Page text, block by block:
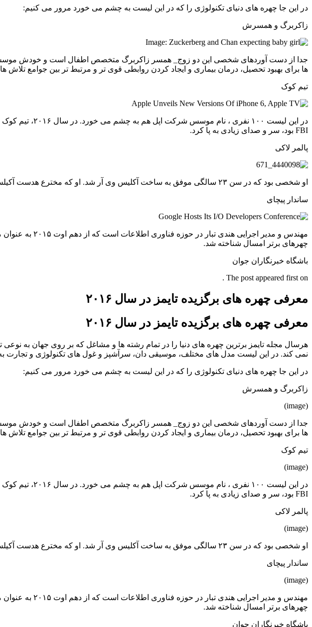
در این جا چهره های دنیای تکنولوژی را که در این لیست به چشم می خورد مرور می کنیم:
زاکربرگ و همسرش
ها برای بهبود تحصیل، درمان بیماری و ایجاد کردن روابطی قوی تر و مرتبط تر بین جوامع تلاش
تیم کوک
FBI بود، سر و صدای زیادی به پا کرد.
پالمر لاکی
او شخصی بود که در سن ۲۳ سالگی موفق به ساخت آکلیس وی آر شد. او که مخترع هدست آکیلس ریفت است توانست در دنیای تکنولوژی تحولی تازه پدید آورد.
ساندار پیچای
مهندس و مدیر
چهرهای برتر امسال شناخته شد.
باشگاه خبرنگاران جوان
The post appeared first on .
معرفی چهره های برگزیده تایمز در سال ۲۰۱۶
معرفی چهره های برگزیده تایمز در سال ۲۰۱۶
هرسال مجله تایمز برترین چهره های دنیا را در تمام رشته ها و مشاغل که بر روی جهان به نوعی
نمی کند. در این لیست مدل های مختلف، موسیقی دان، سرآشپز و غول های تکنولوژی و
در این جا چهره های دنیای تکنولوژی را که در این لیست به چشم می خورد مرور می کنیم:
زاکربرگ و همسرش
(image)
ها برای بهبود تحصیل، درمان بیماری و ایجاد کردن روابطی قوی تر و مرتبط تر بین جوامع تلاش
تیم کوک
(image)
FBI بود، سر و صدای زیادی به پا کرد.
پالمر لاکی
(image)
او شخصی بود که در سن ۲۳ سالگی موفق به ساخت آکلیس وی آر شد. او که مخترع هدست آکیلس ریفت است توانست در دنیای تکنولوژی تحولی تازه پدید آورد.
ساندار پیچای
(image)
مهندس و مدیر
چهرهای برتر امسال شناخته شد.
باشگاه خبرنگاران جوان